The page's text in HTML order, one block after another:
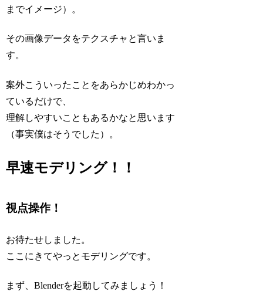
までイメージ）。
その画像データをテクスチャと言いま
す。
案外こういったことをあらかじめわかっ
ているだけで、
理解しやすいこともあるかなと思います
（事実僕はそうでした）。
早速モデリング！！
視点操作！
お待たせしました。
ここにきてやっとモデリングです。
まず、Blenderを起動してみましょう！